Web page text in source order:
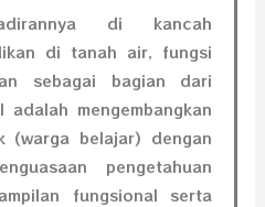
di kancah
di tanah air, fungsi
sebagai bagian dari
mengembangkan
(warga belajar) dengan
pengetahuan
fungsional serta